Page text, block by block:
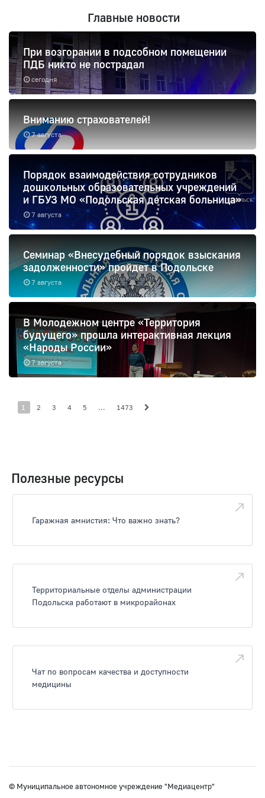
Главные новости
сегодня
При возгорании в подсобном помещении
ПДБ никто не пострадал
7 августа
Вниманию страхователей!
7 августа
Порядок взаимодействия сотрудников
дошкольных образовательных учреждений
и ГБУЗ МО «Подольская детская больница»
7 августа
Семинар «Внесудебный порядок взыскания
задолженности» пройдет в Подольске
7 августа
В Молодежном центре «Территория
будущего» прошла интерактивная лекция
«Народы России»
1 2 3 4 5 ... 1473
Полезные ресурсы
Гаражная амнистия: Что важно знать?
Территориальные отделы администрации
Подольска работают в микрорайонах
Чат по вопросам качества и доступности
медицины
© Муниципальное автономное учреждение "Медиацентр"